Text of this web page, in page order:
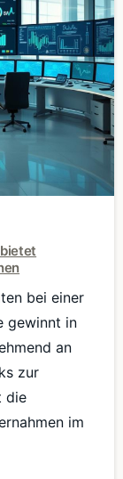
bei einer
gewinnt in
an
zur
die
im